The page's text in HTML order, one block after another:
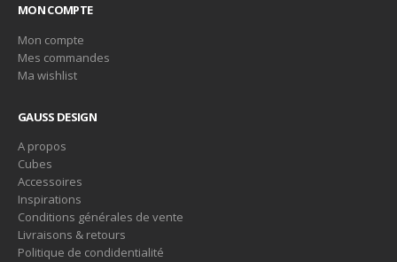
MON COMPTE
Mon compte
Mes commandes
Ma wishlist
GAUSS DESIGN
A propos
Cubes
Accessoires
Inspirations
Conditions générales de vente
Livraisons & retours
Politique de condidentialité